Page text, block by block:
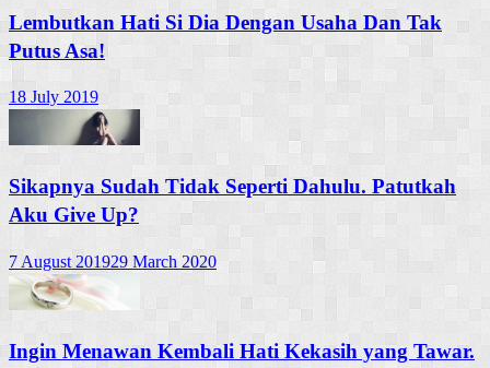
Lembutkan Hati Si Dia Dengan Usaha Dan Tak
Putus Asa!
18 July 2019
Sikapnya Sudah Tidak Seperti Dahulu. Patutkah
Aku Give Up?
7 August 201929 March 2020
Ingin Menawan Kembali Hati Kekasih yang Tawar.